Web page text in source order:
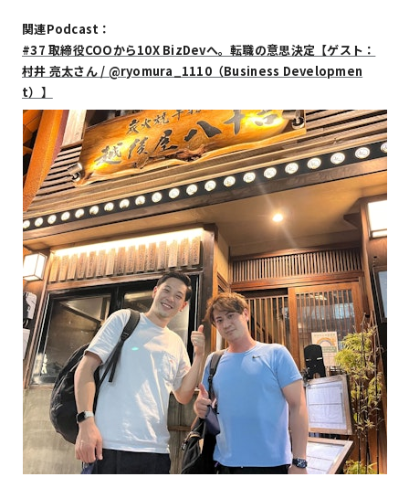
関連Podcast：
#37 取締役COOから10X BizDevへ。転職の意思決定【ゲスト：
村井 亮太さん / @ryomura_1110（Business Developmen
t）】